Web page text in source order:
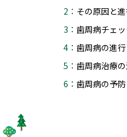
2：その原因と
3：歯周病チェ
4：歯周病の進行
5：歯周病治療
6：歯周病の